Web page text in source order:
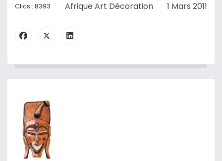
Afrique Art Décoration 1 Mars 2011
Clics : 8393